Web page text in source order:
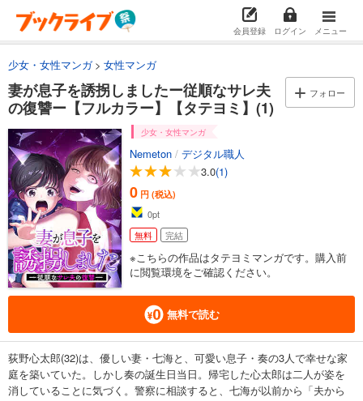
会員登録 ログイン メニュー
少女・女性マンガ 女性マンガ
妻が息子を誘拐しましたー従順なサレ夫
の復讐ー【フルカラー】【タテヨミ】(1)
フォロー
少女・女性マンガ
Nemeton / デジタル職人
3.0(1)
0 円 (税込)
0pt
無料
完結
※こちらの作品はタテヨミマンガです。購入前
に閲覧環境をご確認ください。
無料で読む
荻野心太郎(32)は、優しい妻・七海と、可愛い息子・奏の3人で幸せな家
庭を築いていた。しかし奏の誕生日当日。帰宅した心太郎は二人が姿を
消していることに気づく。警察に相談すると、七海が以前から「夫から